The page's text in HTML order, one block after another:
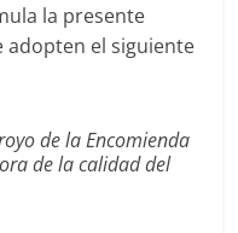
la presente
adopten el siguiente
de la Encomienda
de la calidad del